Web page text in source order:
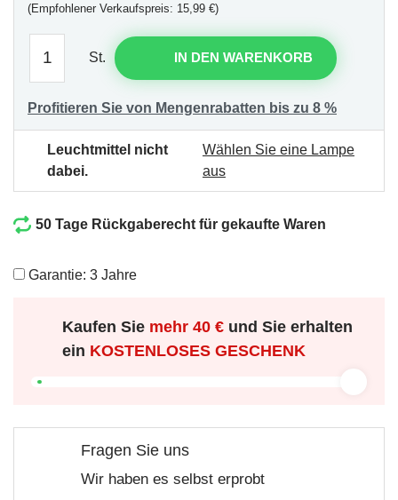
(Empfohlener Verkaufspreis: 15,99 €)
St. IN DEN WARENKORB
Profitieren Sie von Mengenrabatten bis zu 8 %
Leuchtmittel nicht
dabei.
Wählen Sie eine Lampe
aus
50 Tage Rückgaberecht für gekaufte Waren
Garantie: 3 Jahre
Kaufen Sie mehr40 €und Sie erhalten
ein KOSTENLOSES GESCHENK
Fragen Sie uns
Wir haben es selbst erprobt